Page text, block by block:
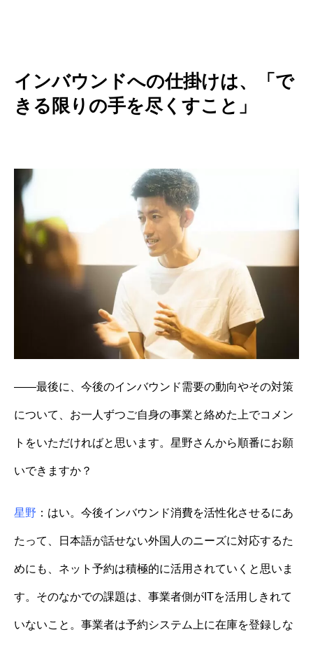
インバウンドへの仕掛けは、「で
きる限りの手を尽くすこと」
——最後に、今後のインバウンド需要の動向やその対策
について、お一人ずつご自身の事業と絡めた上でコメン
トをいただければと思います。星野さんから順番にお願
いできますか？
星野 ：はい。今後インバウンド消費を活性化させるにあ
たって、日本語が話せない外国人のニーズに対応するた
めにも、ネット予約は積極的に活用されていくと思いま
す。そのなかでの課題は、事業者側がITを活用しきれて
いないこと。事業者は予約システム上に在庫を登録しな